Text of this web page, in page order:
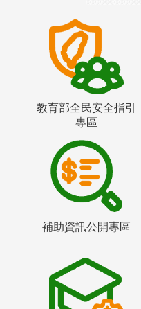
教育部全民安全指引
專區
補助資訊公開專區